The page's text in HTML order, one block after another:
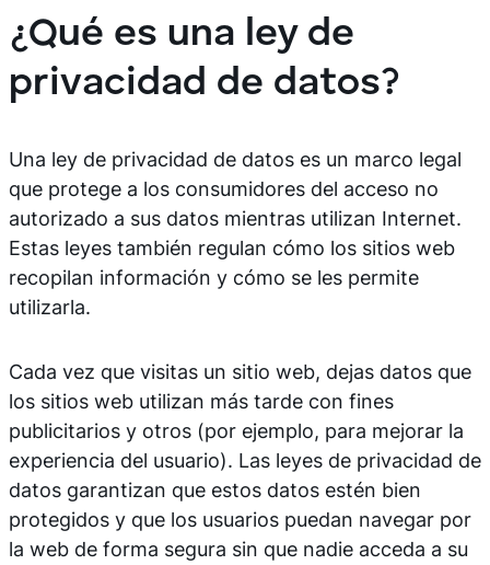
¿Qué es una ley de
privacidad de datos?
Una ley de privacidad de datos es un marco legal
que protege a los consumidores del acceso no
autorizado a sus datos mientras utilizan Internet.
Estas leyes también regulan cómo los sitios web
recopilan información y cómo se les permite
utilizarla.
Cada vez que visitas un sitio web, dejas datos que
los sitios web utilizan más tarde con fines
publicitarios y otros (por ejemplo, para mejorar la
experiencia del usuario). Las leyes de privacidad de
datos garantizan que estos datos estén bien
protegidos y que los usuarios puedan navegar por
la web de forma segura sin que nadie acceda a su